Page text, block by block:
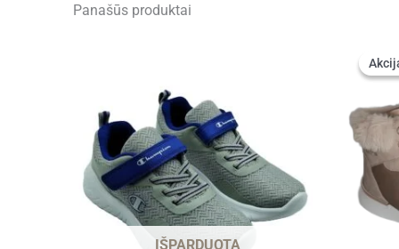
Panašūs produktai
IŠPARDUOTA
options
may